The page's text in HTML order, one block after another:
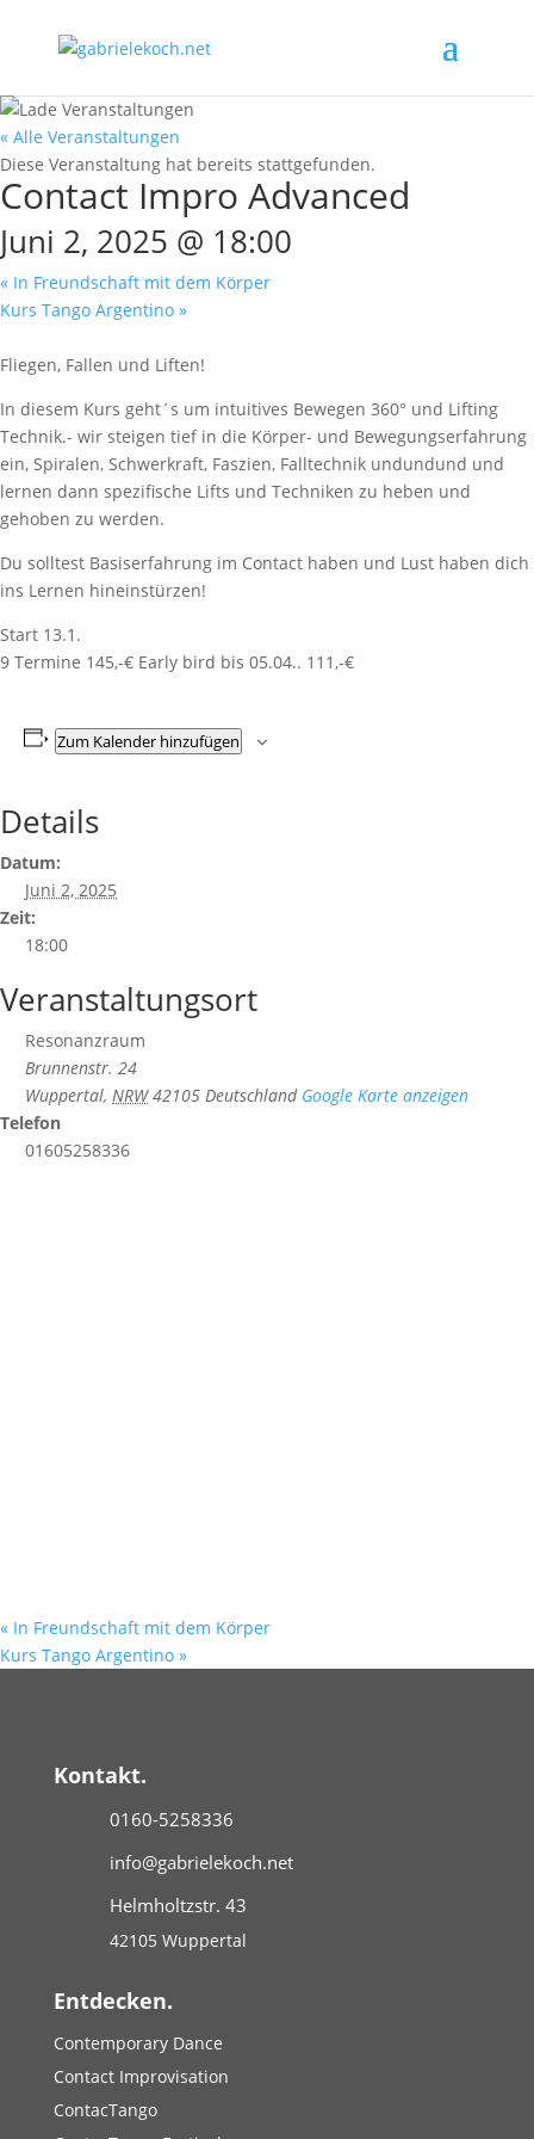
« Alle Veranstaltungen
Diese Veranstaltung hat bereits stattgefunden.
Contact Impro Advanced
Juni 2, 2025 @ 18:00
« In Freundschaft mit dem Körper
Kurs Tango Argentino »
Fliegen, Fallen und Liften!
In diesem Kurs geht´s um intuitives Bewegen 360° und Lifting
Technik.- wir steigen tief in die Körper- und Bewegungserfahrung
ein, Spiralen, Schwerkraft, Faszien, Falltechnik undundund und
lernen dann spezifische Lifts und Techniken zu heben und
gehoben zu werden.
Du solltest Basiserfahrung im Contact haben und Lust haben dich
ins Lernen hineinstürzen!
Start 13.1.
9 Termine 145,-€ Early bird bis 05.04.. 111,-€
Zum Kalender hinzufügen
Details
Datum:
Juni 2, 2025
Zeit:
18:00
Veranstaltungsort
Resonanzraum
Brunnenstr. 24
Wuppertal, NRW 42105 Deutschland Google Karte anzeigen
Telefon
01605258336
« In Freundschaft mit dem Körper
Kurs Tango Argentino »
Kontakt.
0160-5258336
info@gabrielekoch.net
Helmholtzstr. 43
42105 Wuppertal
Entdecken.
Contemporary Dance
Contact Improvisation
ContacTango